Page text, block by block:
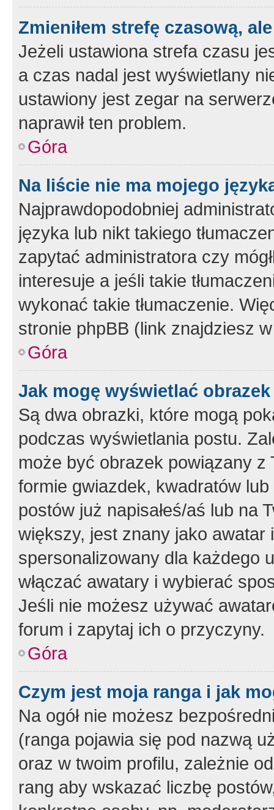
Zmieniłem strefę czasową,
Jeżeli ustawiona strefa czasu
a czas nadal jest wyświetlany
ustawiony jest zegar na
naprawił ten problem.
Góra
Na liście nie ma mojego
Najprawdopodobniej
języka lub nikt takiego
zapytać administratora czy
interesuje a jeśli takie
wykonać takie tłumaczenie.
stronie phpBB (link znajdziesz
Góra
Jak mogę wyświetlać
Są dwa obrazki, które mogą
podczas wyświetlania postu.
może być obrazek powiązany z
formie gwiazdek, kwadratów
postów już napisałeś/aś lub na
większy, jest znany jako
spersonalizowany dla każdego
włączać awatary i wybierać
Jeśli nie możesz używać
forum i zapytaj ich o przyczyny.
Góra
Czym jest moja ranga i jak
Na ogół nie możesz
(ranga pojawia się pod nazwą
oraz w twoim profilu, zależnie
rang aby wskazać liczbę